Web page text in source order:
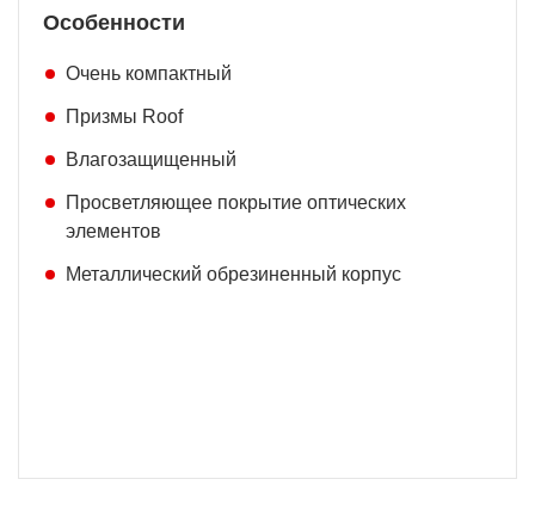
Особенности
Очень компактный
Призмы Roof
Влагозащищенный
Просветляющее покрытие оптических
элементов
Металлический обрезиненный корпус